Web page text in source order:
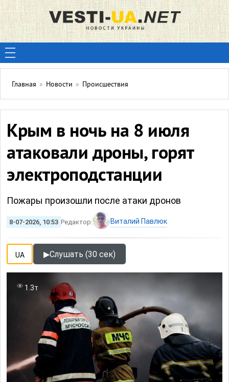
Главная » Новости » Происшествия
Крым в ночь на 8 июля
атаковали дроны, горят
электроподстанции
Пожары произошли после атаки дронов
8-07-2026, 10:53 Редактор: Виталий Павлюк
UA ▶Слушать (30 сек)
1.3т